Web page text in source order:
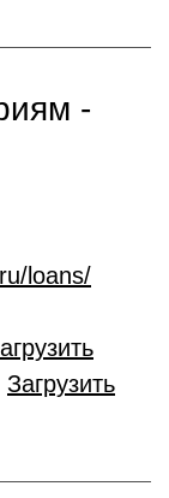
-
loans/
Загрузить